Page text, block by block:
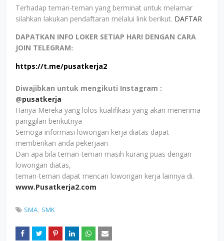
Terhadap teman-teman yang berminat untuk melamar
silahkan lakukan pendaftaran melalui link berikut. DAFTAR
DAPATKAN INFO LOKER SETIAP HARI DENGAN CARA
JOIN TELEGRAM:
https://t.me/pusatkerja2
Diwajibkan untuk mengikuti Instagram :
@pusatkerja
Hanya Mereka yang lolos kualifikasi yang akan menerima
panggilan berikutnya
Semoga informasi lowongan kerja diatas dapat
memberikan anda pekerjaan
Dan apa bila teman-teman masih kurang puas dengan
lowongan diatas,
teman-teman dapat mencari lowongan kerja lainnya di.
www.Pusatkerja2.com
SMA SMK